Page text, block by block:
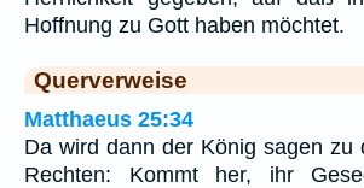
Hoffnung zu Gott haben möchtet.
Querverweise
Matthaeus 25:34
Da wird dann der König sagen zu
Rechten: Kommt her, ihr